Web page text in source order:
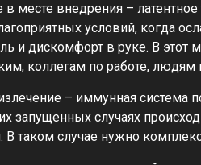
месте внедрения –
условий, когда
и дискомфорт в руке. В этот
коллегам по работе, людям
– иммунная система
запущенных случаях
таком случае нужно